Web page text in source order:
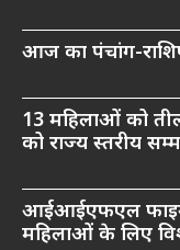
आज का पंचांग-
13 महिलाओं को
को राज्य स्तरीय
आईआईएफएल
महिलाओं के लिए